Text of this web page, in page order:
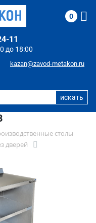
до 18:00
11
kazan@zavod-metakon.ru
0
столы
дверей